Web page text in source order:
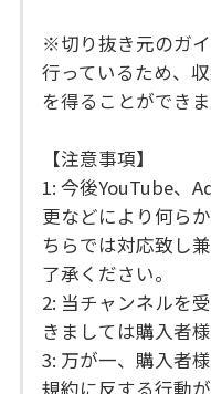
※切り抜き元のガ
行っているため、
を得ることができま
【注意事項】
1: 今後YouTube、
更などにより何ら
ちらでは対応致し
了承ください。
2: 当チャンネルを
きましては購入者
3: 万が一、購入者
規約に反する行動